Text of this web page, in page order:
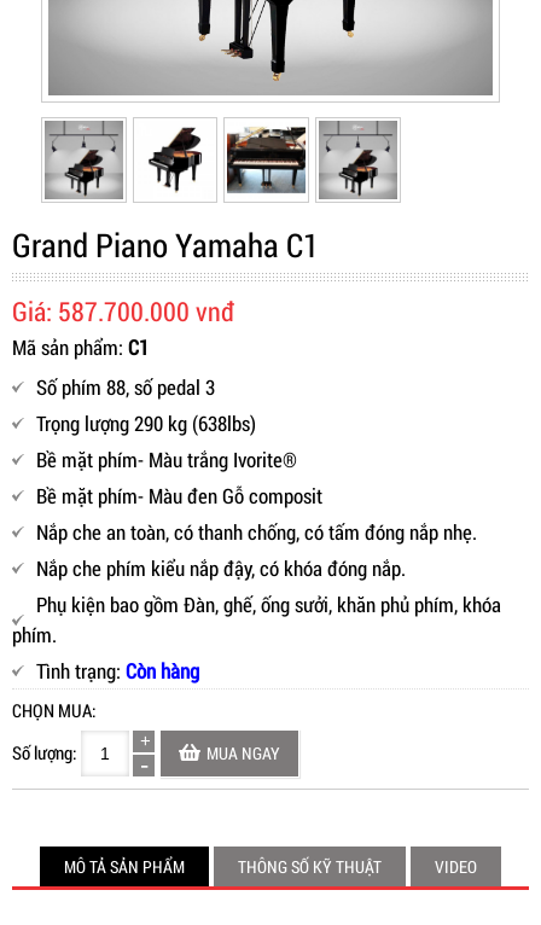
Grand Piano Yamaha C1
Giá: 587.700.000 vnđ
Mã sản phẩm: C1
Số phím 88, số pedal 3
Trọng lượng 290 kg (638lbs)
Bề mặt phím- Màu trắng Ivorite®
Bề mặt phím- Màu đen Gỗ composit
Nắp che an toàn, có thanh chống, có tấm đóng nắp nhẹ.
Nắp che phím kiểu nắp đậy, có khóa đóng nắp.
Phụ kiện bao gồm Đàn, ghế, ống sưởi, khăn phủ phím, khóa
phím.
Tình trạng: Còn hàng
CHỌN MUA:
Số lượng:
MUA NGAY
MÔ TẢ SẢN PHẨM THÔNG SỐ KỸ THUẬT VIDEO